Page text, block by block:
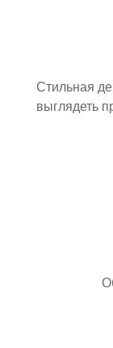
Стильная
выглядеть